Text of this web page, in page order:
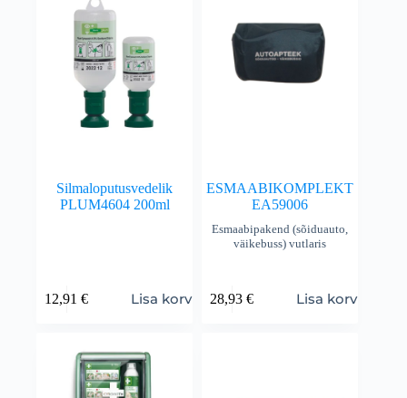
Silmaloputusvedelik
PLUM4604 200ml
12,91€ Lisa korvi
ESMAABIKOMPLEKT
EA59006
Esmaabipakend (sõiduauto,
väikebuss) vutlaris
28,93€ Lisa korvi